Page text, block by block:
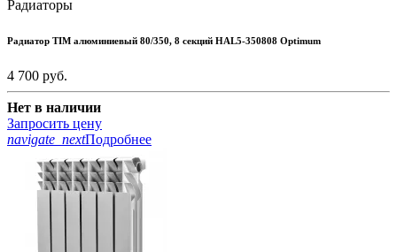
Радиаторы
Радиатор TIM алюминиевый 80/350, 8 секций HAL5-350808 Optimum
4 700 руб.
Нет в наличии
Запросить цену
navigate_nextПодробнее